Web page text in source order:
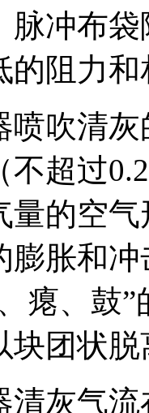
脉冲布
的阻力
喷吹清
不超过
量的空
膨胀和
瘪、鼓
块团状
清灰气